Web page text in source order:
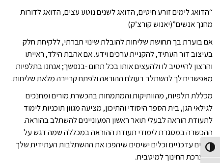
Toggle High Contrast
“הדואג לימים זורע חיטים, הדואג לשנים נוטע עצים, הדואג לדורות
מחנך אנשים”(יאנוש קורצ’ק)
אם בוערת בך תחושת שליחות להובלת שינוי חברתי, ללקיחת חלק
בעיצוב דור העתיד, להקניית ערכים וידע. אם אהבת הילד, ראייתו
והרצון להייטיב לו ולהעצים אותו בכל תחום -בנפשך; אנחנו בתלפיות
מאפשרים לך להשתלב בעולם ההוראה ולפתח קריירה מלאת שליחות.
מכללת תלפיות, מהוותיקות והמתמחות בהכשרת מורים ומחנכים
לגילאי הגן, בית הספר היסודי והתיכון, מציעה מגוון תוכניות לימוד
לתעודת הוראה לבעלי תואר ראשון המעוניינים להשתלב בהוראה.
ההכשרה במסגרת לימודי תעודת ההוראה במכללה שמה דגש על
תכנים עדכניים וכלים ישימים שיהפכו את ההשתלבות העתידית שלך
במערכת החינוך למיטבית.